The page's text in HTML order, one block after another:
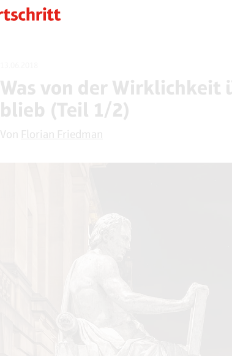
Was von der Wirklichkeit
blieb (Teil 1/2)
Von Florian Friedman